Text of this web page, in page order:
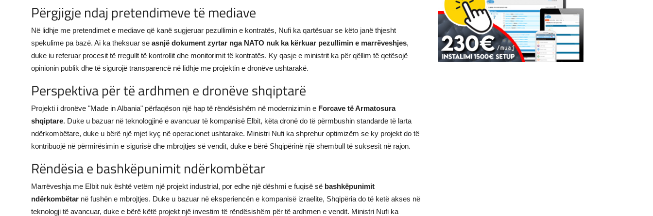
Përgjigje ndaj pretendimeve të mediave
Në lidhje me pretendimet e mediave që kanë sugjeruar pezullimin e kontratës, Nufi ka qartësuar se këto janë thjesht
spekulime pa bazë. Ai ka theksuar se asnjë dokument zyrtar nga NATO nuk ka kërkuar pezullimin e marrëveshjes,
duke iu referuar procesit të rregullt të kontrollit dhe monitorimit të kontratës. Ky qasje e ministrit ka për qëllim të qetësojë
opinionin publik dhe të sigurojë transparencë në lidhje me projektin e dronëve ushtarakë.
Perspektiva për të ardhmen e dronëve shqiptarë
Projekti i dronëve "Made in Albania" përfaqëson një hap të rëndësishëm në modernizimin e Forcave të Armatosura
shqiptare. Duke u bazuar në teknologjinë e avancuar të kompanisë Elbit, këta dronë do të përmbushin standarde të larta
ndërkombëtare, duke u bërë një mjet kyç në operacionet ushtarake. Ministri Nufi ka shprehur optimizëm se ky projekt do të
kontribuojë në përmirësimin e sigurisë dhe mbrojtjes së vendit, duke e bërë Shqipërinë një shembull të suksesit në rajon.
Rëndësia e bashkëpunimit ndërkombëtar
Marrëveshja me Elbit nuk është vetëm një projekt industrial, por edhe një dëshmi e fuqisë së bashkëpunimit
ndërkombëtar në fushën e mbrojtjes. Duke u bazuar në eksperiencën e kompanisë izraelite, Shqipëria do të ketë akses në
teknologji të avancuar, duke e bërë këtë projekt një investim të rëndësishëm për të ardhmen e vendit. Ministri Nufi ka